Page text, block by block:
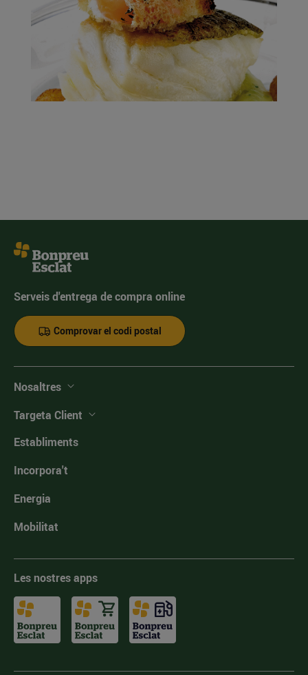
Serveis d'entrega de compra online
Comprovar el codi postal
Nosaltres
Targeta Client
Establiments
Incorpora't
Energia
Mobilitat
Les nostres apps